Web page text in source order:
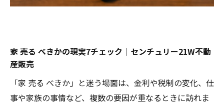
家 売る べきかの現実7チェック｜センチュリー21W不動
産販売
「家 売る べきか」と迷う場面は、金利や税制の変化、仕
事や家族の事情など、複数の要因が重なるときに訪れま